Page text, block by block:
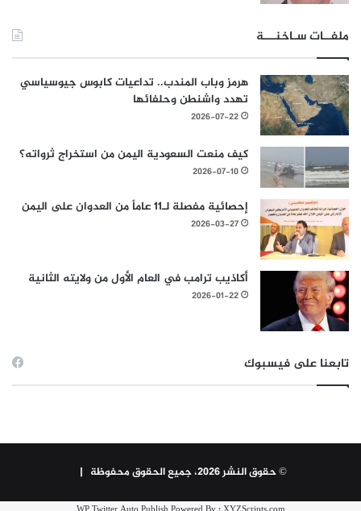
ملفــات سـاخنـــة
هرمز وباب المندب.. تداعيات كابوس جيوسياسي
تهدد واشنطن وحلفائها
2026-07-22
كيف منعت السعودية اليمن من استخراج ثرواته؟
2026-07-10
إحصائية مفصلة لـ11 عاماً من العدوان على اليمن
2026-03-27
أكاذيب ترامب في العام الأول من ولايته الثانية
2026-01-22
تابعنا على فيسبوك
© حقوق النشر 2026، جميع الحقوق محفوظة |